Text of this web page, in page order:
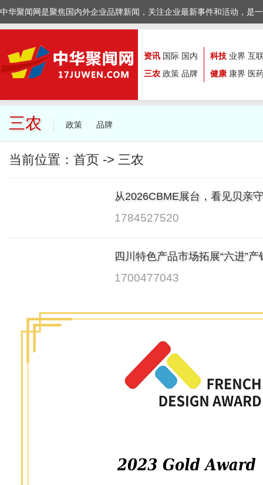
中华聚闻网是聚焦国内外企业品牌新闻，关注企业最新事件和活动，是
资讯 国际 国内
三农 政策 品牌
科技 业界 互
健康 康界 医
三农 政策 品牌
当前位置： 首页 -> 三农
从2026CBME展台，看见贝亲
1784527520
四川特色产品市场拓展“六进”
1700477043